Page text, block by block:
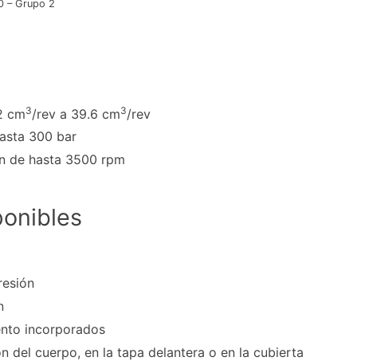
– Grupo 2
cm3/rev a 39.6 cm3/rev
300 bar
de hasta 3500 rpm
incorporados
del cuerpo, en la tapa delantera o en la cubierta